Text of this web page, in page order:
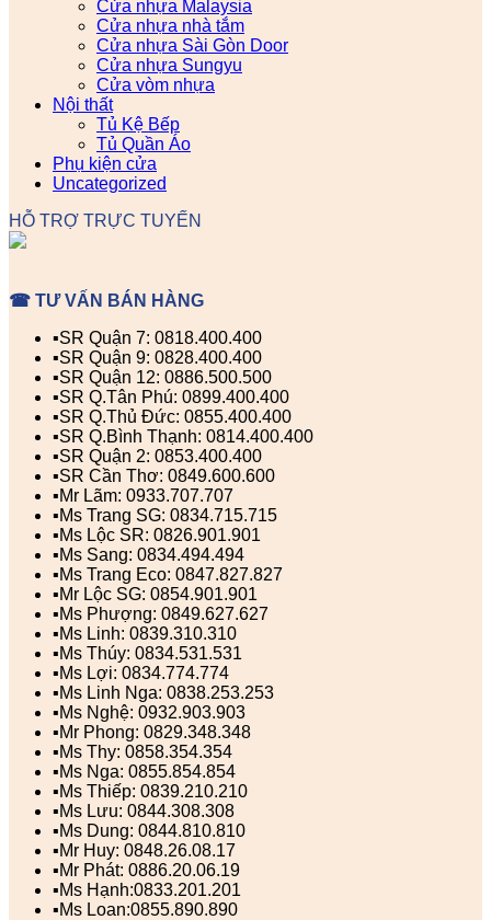
Cửa nhựa Malaysia
Cửa nhựa nhà tắm
Cửa nhựa Sài Gòn Door
Cửa nhựa Sungyu
Cửa vòm nhựa
Nội thất
Tủ Kệ Bếp
Tủ Quần Áo
Phụ kiện cửa
Uncategorized
HỖ TRỢ TRỰC TUYẾN
☎ TƯ VẤN BÁN HÀNG
▪️SR Quận 7: 0818.400.400
▪️SR Quận 9: 0828.400.400
▪️SR Quận 12: 0886.500.500
▪️SR Q.Tân Phú: 0899.400.400
▪️SR Q.Thủ Đức: 0855.400.400
▪️SR Q.Bình Thạnh: 0814.400.400
▪️SR Quận 2: 0853.400.400
▪️SR Cần Thơ: 0849.600.600
▪️Mr Lãm: 0933.707.707
▪️Ms Trang SG: 0834.715.715
▪️Ms Lộc SR: 0826.901.901
▪️Ms Sang: 0834.494.494
▪️Ms Trang Eco: 0847.827.827
▪️Mr Lộc SG: 0854.901.901
▪️Ms Phượng: 0849.627.627
▪️Ms Linh: 0839.310.310
▪️Ms Thúy: 0834.531.531
▪️Ms Lợi: 0834.774.774
▪️Ms Linh Nga: 0838.253.253
▪️Ms Nghệ: 0932.903.903
▪️Mr Phong: 0829.348.348
▪️Ms Thy: 0858.354.354
▪️Ms Nga: 0855.854.854
▪️Ms Thiếp: 0839.210.210
▪️Ms Lưu: 0844.308.308
▪️Ms Dung: 0844.810.810
▪️Mr Huy: 0848.26.08.17
▪️Mr Phát: 0886.20.06.19
▪️Ms Hạnh:0833.201.201
▪️Ms Loan:0855.890.890